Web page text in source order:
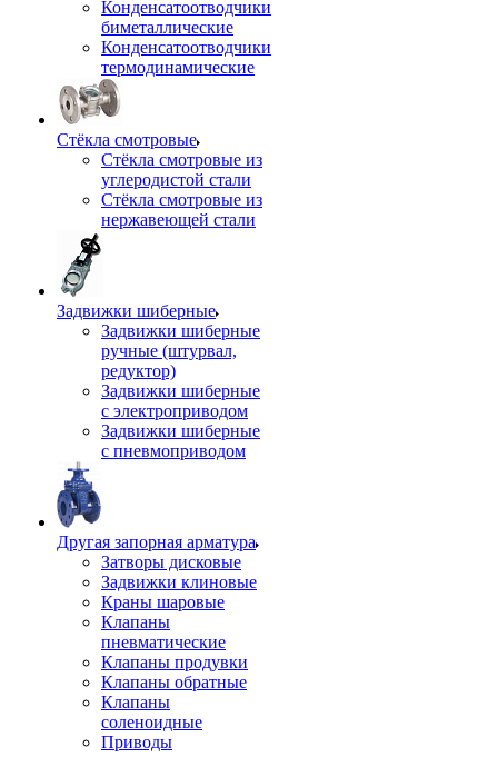
Конденсатоотводчики
биметаллические
Конденсатоотводчики
термодинамические
Стёкла смотровые
Стёкла смотровые из
углеродистой стали
Стёкла смотровые из
нержавеющей стали
Задвижки шиберные
Задвижки шиберные
ручные (штурвал,
редуктор)
Задвижки шиберные
с электроприводом
Задвижки шиберные
с пневмоприводом
Другая запорная арматура
Затворы дисковые
Задвижки клиновые
Краны шаровые
Клапаны
пневматические
Клапаны продувки
Клапаны обратные
Клапаны
соленоидные
Приводы